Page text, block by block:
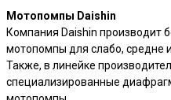
Мотопомпы Daishin
Компания Daishin производит
мотопомпы для слабо, средне
Также, в линейке
специализированные